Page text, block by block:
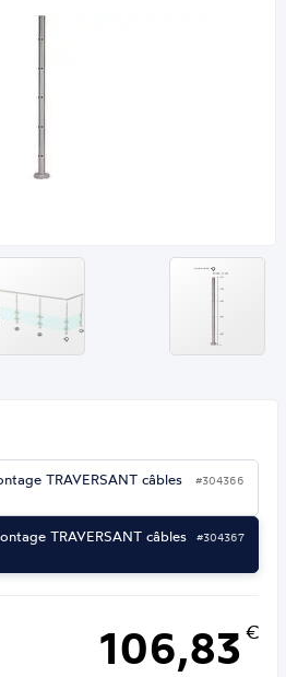
TRAVERSANT câbles
#304366
TRAVERSANT câbles
#304367
106,83 €